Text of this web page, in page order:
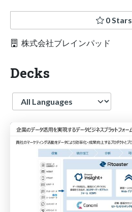
0 Stars
株式会社ブレインパッド
Decks
Language